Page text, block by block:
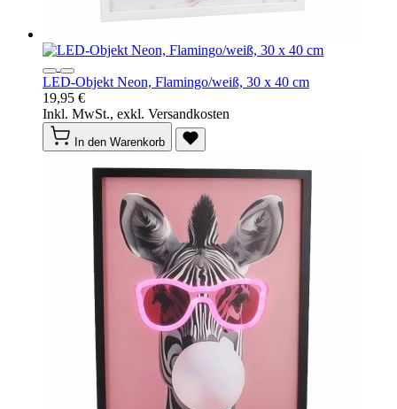
LED-Objekt Neon, Flamingo/weiß, 30 x 40 cm
19,95 €
Inkl. MwSt., exkl. Versandkosten
In den Warenkorb